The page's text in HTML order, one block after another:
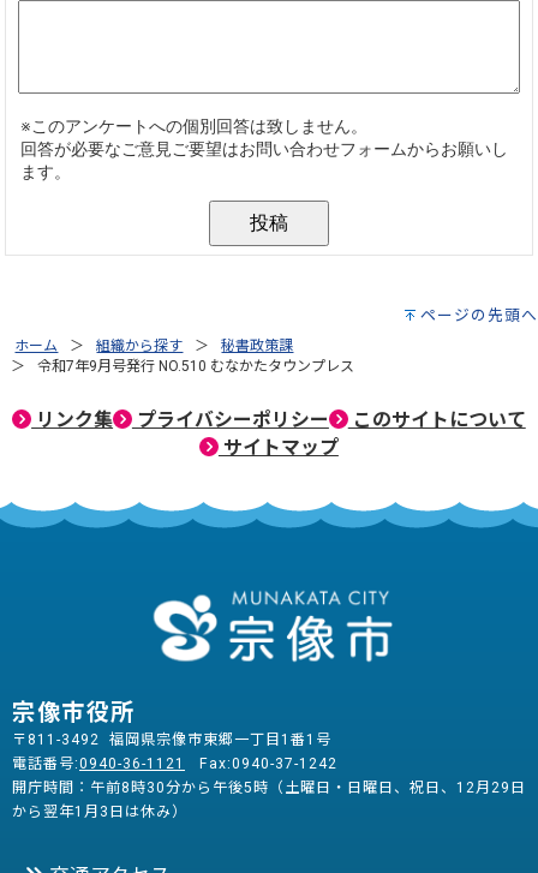
ページの先頭へ
ホーム 組織から探す
秘書政策課
令和7年9月号発行 NO.510 むなかたタウンプレス
リンク集 プライバシーポリシー
このサイトについて
サイトマップ
宗像市役所
〒811-3492 福岡県宗像市東郷一丁目1番1号
電話番号:0940-36-1121
Fax:0940-37-1242
開庁時間：午前8時30分から午後5時（土曜日・日曜日、祝日、12月29日
から翌年1月3日は休み）